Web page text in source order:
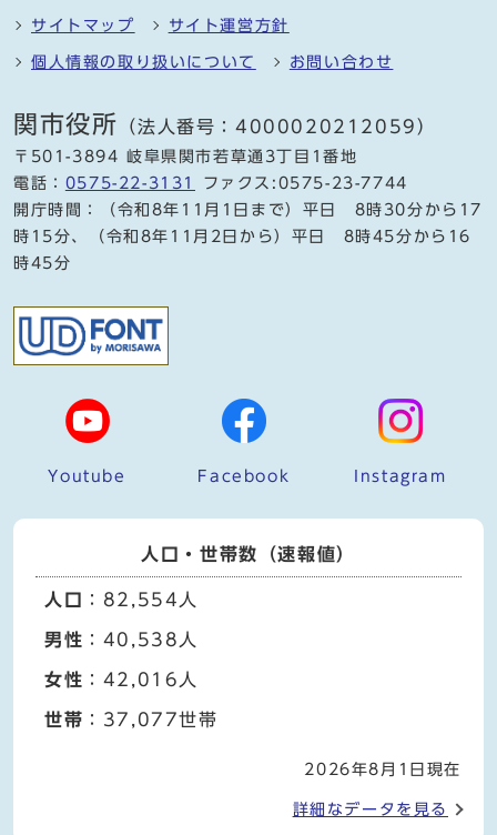
サイトマップ サイト運営方針
個人情報の取り扱いについて お問い合わせ
関市役所 （法人番号：4000020212059）
〒501-3894 岐阜県関市若草通3丁目1番地
電話： 0575-22-3131
ファクス:0575-23-7744
開庁時間：（令和8年11月1日まで）平日 8時30分から17
時15分、（令和8年11月2日から）平日 8時45分から16
時45分
Youtube Facebook Instagram
人口・世帯数（速報値）
人口 ：82,554人
男性 ：40,538人
女性 ：42,016人
世帯 ：37,077世帯
2026年8月1日現在
詳細なデータを見る